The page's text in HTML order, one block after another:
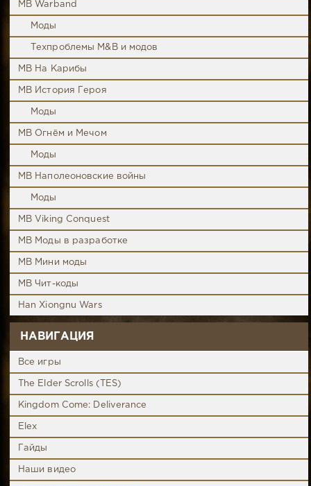
MB Warband
Моды
Техпроблемы M&B и модов
MB На Карибы
MB История Героя
Моды
MB Огнём и Мечом
Моды
MB Наполеоновские войны
Моды
MB Viking Conquest
MB Моды в разработке
MB Мини моды
MB Чит-коды
Han Xiongnu Wars
НАВИГАЦИЯ
Все игры
The Elder Scrolls (TES)
Kingdom Come: Deliverance
Elex
Гайды
Наши видео